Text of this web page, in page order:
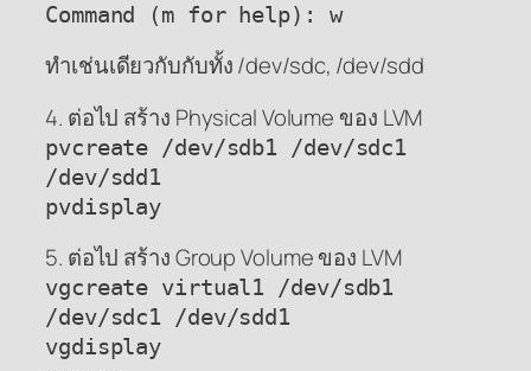
Command (m for help): w
ทำเช่นเดียวกับกับทั้ง /dev/sdc, /dev/sdd
4. ต่อไป สร้าง Physical Volume ของ LVM
pvcreate /dev/sdb1 /dev/sdc1
/dev/sdd1
pvdisplay
5. ต่อไป สร้าง Group Volume ของ LVM
vgcreate virtual1 /dev/sdb1
/dev/sdc1 /dev/sdd1
vgdisplay